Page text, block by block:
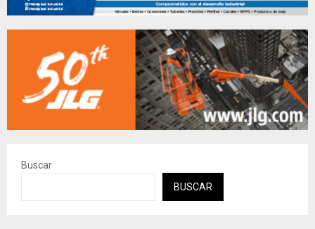
Buscar
BUSCAR